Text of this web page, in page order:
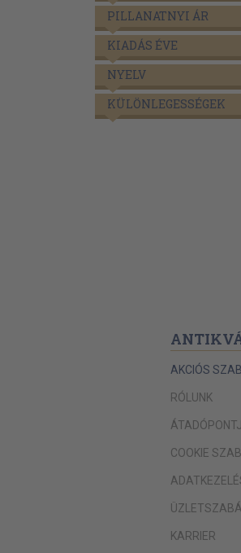
PILLANATNYI ÁR
KIADÁS ÉVE
NYELV
KÜLÖNLEGESSÉGEK
AKCIÓS
RÓLUNK
COOKIE
KARRIER